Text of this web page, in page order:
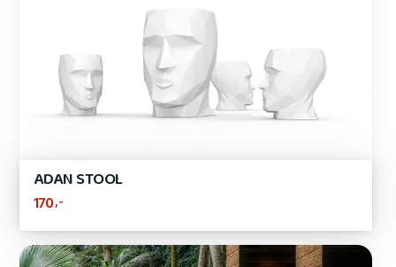
ADAN STOOL
170,-